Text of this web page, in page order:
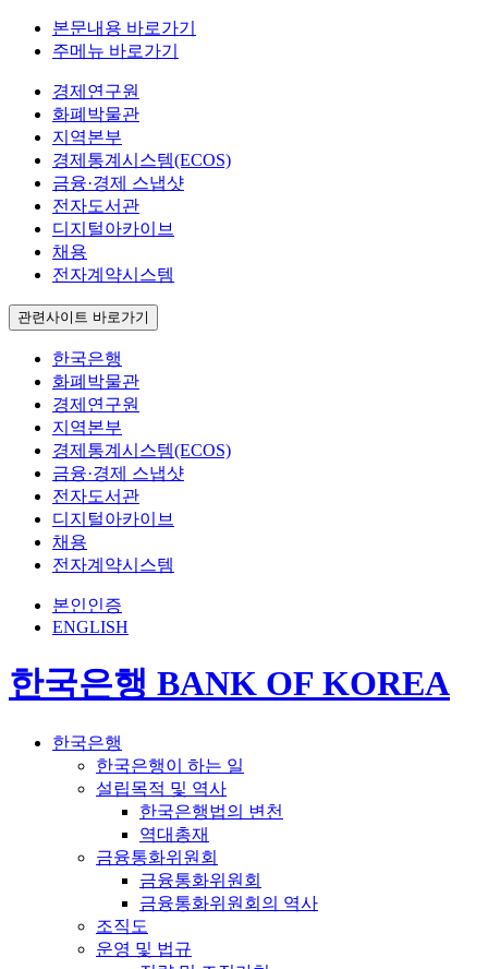
본문내용 바로가기
주메뉴 바로가기
경제연구원
화폐박물관
지역본부
경제통계시스템(ECOS)
금융·경제 스냅샷
전자도서관
디지털아카이브
채용
전자계약시스템
관련사이트 바로가기
한국은행
화폐박물관
경제연구원
지역본부
경제통계시스템(ECOS)
금융·경제 스냅샷
전자도서관
디지털아카이브
채용
전자계약시스템
본인인증
ENGLISH
한국은행 BANK OF KOREA
한국은행
한국은행이 하는 일
설립목적 및 역사
한국은행법의 변천
역대총재
금융통화위원회
금융통화위원회
금융통화위원회의 역사
조직도
운영 및 법규